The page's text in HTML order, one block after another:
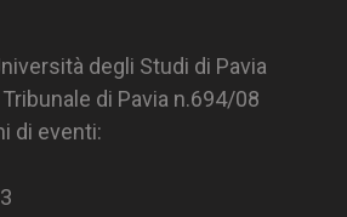
degli Studi di Pavia
di Pavia n.694/08
di eventi: